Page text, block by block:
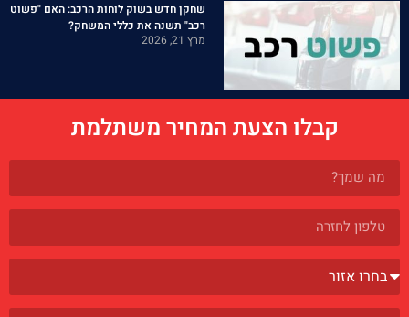
שחקן חדש בשוק לוחות הרכב: האם "פשוט
רכב" תשנה את כללי המשחק?
מרץ 21, 2026
קבלו הצעת המחיר משתלמת